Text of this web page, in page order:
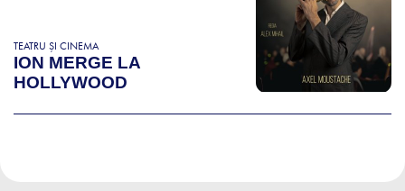
TEATRU ȘI CINEMA
ION MERGE LA
HOLLYWOOD